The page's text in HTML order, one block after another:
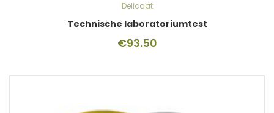
Delicaat
Technische laboratoriumtest
€93.50